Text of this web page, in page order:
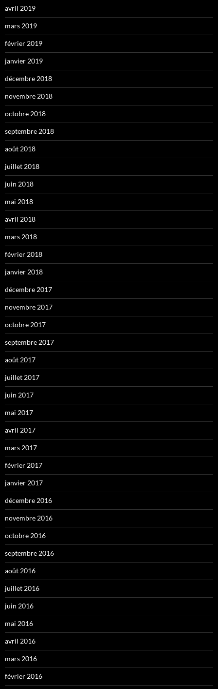
avril 2019
mars 2019
février 2019
janvier 2019
décembre 2018
novembre 2018
octobre 2018
septembre 2018
août 2018
juillet 2018
juin 2018
mai 2018
avril 2018
mars 2018
février 2018
janvier 2018
décembre 2017
novembre 2017
octobre 2017
septembre 2017
août 2017
juillet 2017
juin 2017
mai 2017
avril 2017
mars 2017
février 2017
janvier 2017
décembre 2016
novembre 2016
octobre 2016
septembre 2016
août 2016
juillet 2016
juin 2016
mai 2016
avril 2016
mars 2016
février 2016